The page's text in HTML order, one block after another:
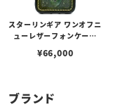
スターリンギア ワンオフニ
ューレザーフォンケース
グリーン s000117358（i
¥66,000
ブランド